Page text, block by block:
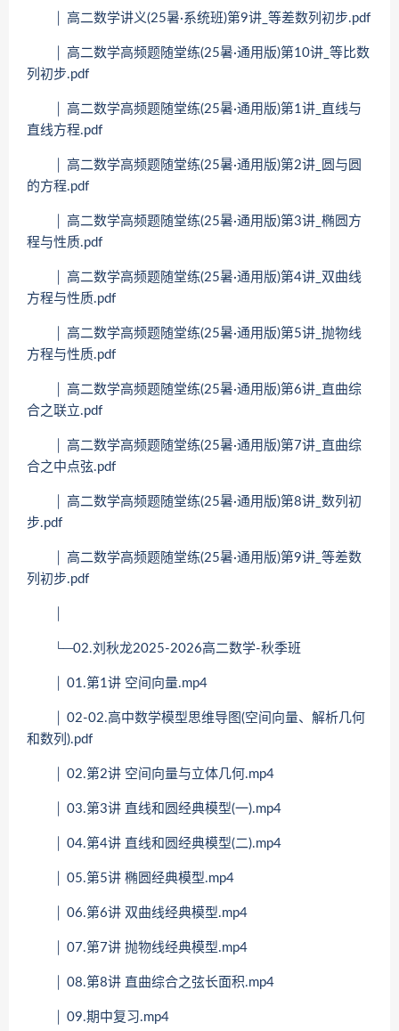
│ 高二数学讲义(25暑·系统班)第9讲_等差数列初步.pdf
│ 高二数学高频题随堂练(25暑·通用版)第10讲_等比数
列初步.pdf
│ 高二数学高频题随堂练(25暑·通用版)第1讲_直线与
直线方程.pdf
│ 高二数学高频题随堂练(25暑·通用版)第2讲_圆与圆
的方程.pdf
│ 高二数学高频题随堂练(25暑·通用版)第3讲_椭圆方
程与性质.pdf
│ 高二数学高频题随堂练(25暑·通用版)第4讲_双曲线
方程与性质.pdf
│ 高二数学高频题随堂练(25暑·通用版)第5讲_抛物线
方程与性质.pdf
│ 高二数学高频题随堂练(25暑·通用版)第6讲_直曲综
合之联立.pdf
│ 高二数学高频题随堂练(25暑·通用版)第7讲_直曲综
合之中点弦.pdf
│ 高二数学高频题随堂练(25暑·通用版)第8讲_数列初
步.pdf
│ 高二数学高频题随堂练(25暑·通用版)第9讲_等差数
列初步.pdf
└─02.刘秋龙2025-2026高二数学-秋季班
│ 01.第1讲 空间向量.mp4
│ 02-02.高中数学模型思维导图(空间向量、解析几何
和数列).pdf
│ 02.第2讲 空间向量与立体几何.mp4
│ 03.第3讲 直线和圆经典模型(一).mp4
│ 04.第4讲 直线和圆经典模型(二).mp4
│ 05.第5讲 椭圆经典模型.mp4
│ 06.第6讲 双曲线经典模型.mp4
│ 07.第7讲 抛物线经典模型.mp4
│ 08.第8讲 直曲综合之弦长面积.mp4
│ 09.期中复习.mp4